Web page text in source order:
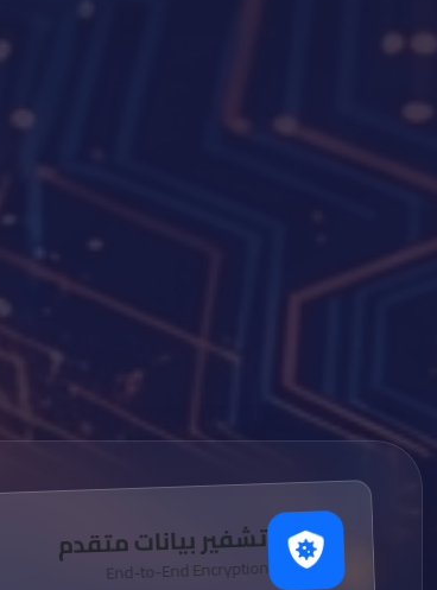
تشفير بيانات متقدم
End-to-End Encryption